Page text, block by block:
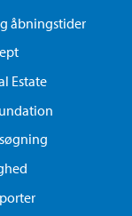
åbningstider
Estate